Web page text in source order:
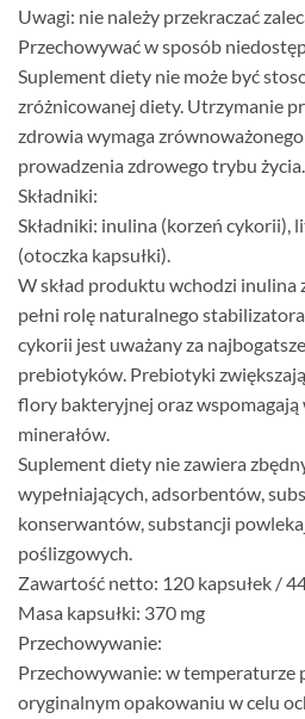
Uwagi: nie należy przekraczać
Przechowywać w sposób
Suplement diety nie może być
zróżnicowanej diety. Utrzymanie
zdrowia wymaga
prowadzenia zdrowego trybu życia.
Składniki:
Składniki: inulina (korzeń cykorii),
(otoczka kapsułki).
W skład produktu wchodzi inulina
pełni rolę naturalnego
cykorii jest uważany za
prebiotyków. Prebiotyki
flory bakteryjnej oraz wspomagają
minerałów.
Suplement diety nie zawiera
wypełniających, adsorbentów,
konserwantów, substancji
poślizgowych.
Zawartość netto: 120 kapsułek /
Masa kapsułki: 370 mg
Przechowywanie:
Przechowywanie: w temperaturze
oryginalnym opakowaniu w celu